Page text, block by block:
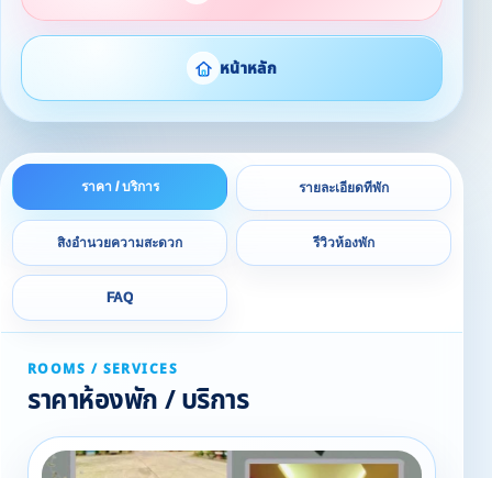
หน้าหลัก
ราคา / บริการ รายละเอียดที่พัก
สิ่งอำนวยความสะดวก รีวิวห้องพัก
FAQ
ROOMS / SERVICES
ราคาห้องพัก / บริการ